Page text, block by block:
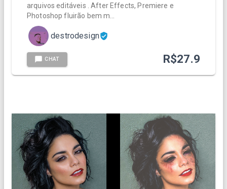
arquivos editáveis . After Effects, Premiere e
Photoshop fluirão bem m…
destrodesign
CHAT R$27.9